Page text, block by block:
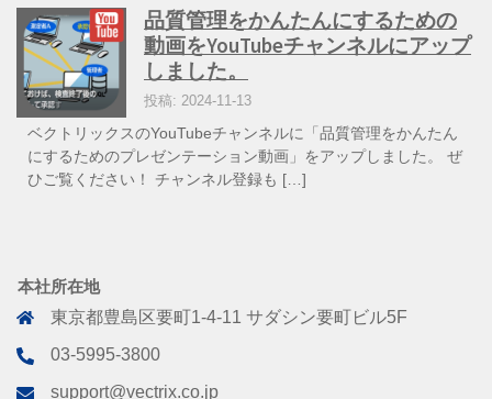
品質管理をかんたんにするための
動画をYouTubeチャンネルにアップ
しました。
投稿: 2024-11-13
ベクトリックスのYouTubeチャンネルに「品質管理をかんたん
にするためのプレゼンテーション動画」をアップしました。 ぜ
ひご覧ください！ チャンネル登録も […]
本社所在地
東京都豊島区要町1-4-11 サダシン要町ビル5F
03-5995-3800
support@vectrix.co.jp